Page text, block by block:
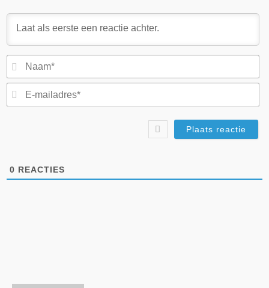
0 REACTIES